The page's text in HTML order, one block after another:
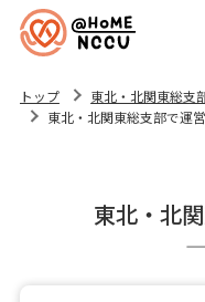
トップ 東北・北関東総支
東北・北関東総支部で運
東北・北